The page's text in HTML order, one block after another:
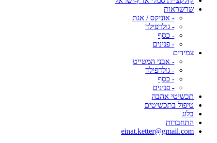
שרשראות
- אוניקס / אגת
- גולדפילד
- כסף
- פנינים
צמידים
- אבני המטייט
- גולדפילד
- כסף
- פנינים
תכשיטי אהבה
טיפול בתכשיטים
בלוג
התחברות
einat.ketter@gmail.com